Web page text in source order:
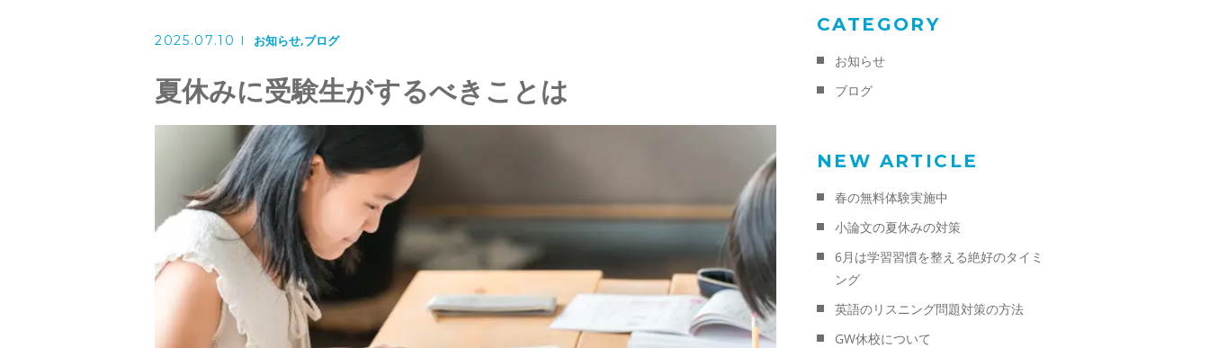
よくある質問
アクセス
ブログ
当塾からのお知らせ
2025.07.10 お知らせ ブログ
夏休みに受験生がするべきことは
CATEGORY
お知らせ
ブログ
NEW ARTICLE
春の無料体験実施中
小論文の夏休みの対策
6月は学習習慣を整える絶好のタイミ
ング
英語のリスニング問題対策の方法
GW休校について